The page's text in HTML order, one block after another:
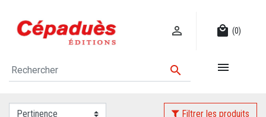
 local_mall (0)
 
Filtrer les produits